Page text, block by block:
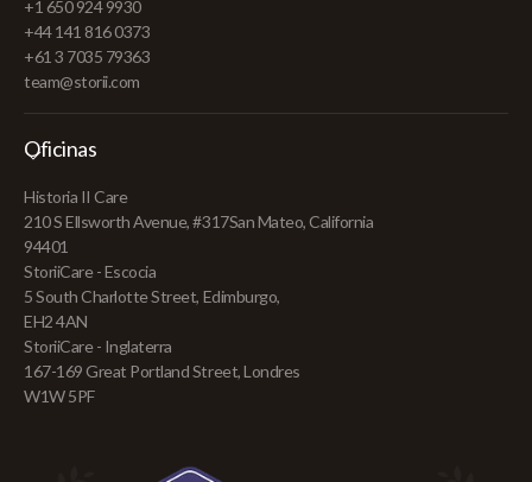
+1 650 924 9930
+44 141 816 0373
+61 3 7035 79363
team@storii.com
Oficinas
Historia II Care
210 S Ellsworth Avenue, #317San Mateo, California
94401
StoriiCare - Escocia
5 South Charlotte Street, Edimburgo,
EH2 4AN
StoriiCare - Inglaterra
167-169 Great Portland Street, Londres
W1W 5PF